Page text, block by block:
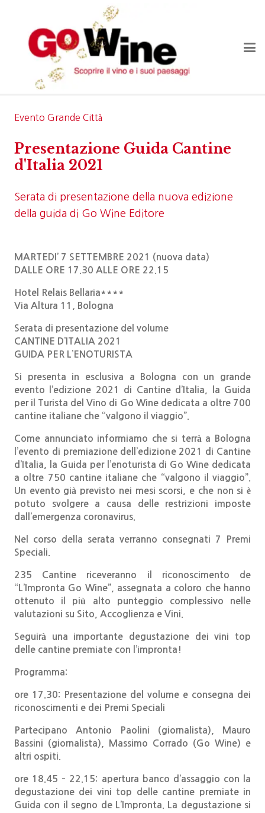
Evento Grande Città
Presentazione Guida Cantine
d'Italia 2021
Serata di presentazione della nuova edizione
della guida di Go Wine Editore
MARTEDI’ 7 SETTEMBRE 2021 (nuova data)
DALLE ORE 17.30 ALLE ORE 22.15
Hotel Relais Bellaria****
Via Altura 11, Bologna
Serata di presentazione del volume
CANTINE D’ITALIA 2021
GUIDA PER L’ENOTURISTA
Si presenta in esclusiva a Bologna con un grande
evento l’edizione 2021 di Cantine d’Italia, la Guida
per il Turista del Vino di Go Wine dedicata a oltre 700
cantine italiane che “valgono il viaggio”.
Come annunciato informiamo che si terrà a Bologna
l’evento di premiazione dell’edizione 2021 di Cantine
d’Italia, la Guida per l’enoturista di Go Wine dedicata
a oltre 750 cantine italiane che “valgono il viaggio”.
Un evento già previsto nei mesi scorsi, e che non si è
potuto svolgere a causa delle restrizioni imposte
dall’emergenza coronavirus.
Nel corso della serata verranno consegnati 7 Premi
Speciali.
235 Cantine riceveranno il riconoscimento de
“L’Impronta Go Wine”, assegnata a coloro che hanno
ottenuto il più alto punteggio complessivo nelle
valutazioni su Sito, Accoglienza e Vini.
Seguirà una importante degustazione dei vini top
delle cantine premiate con l’impronta!
Programma:
ore 17.30: Presentazione del volume e consegna dei
riconoscimenti e dei Premi Speciali
Partecipano Antonio Paolini (giornalista), Mauro
Bassini (giornalista), Massimo Corrado (Go Wine) e
altri ospiti.
ore 18.45 – 22.15: apertura banco d’assaggio con la
degustazione dei vini top delle cantine premiate in
Guida con il segno de L’Impronta. La degustazione si